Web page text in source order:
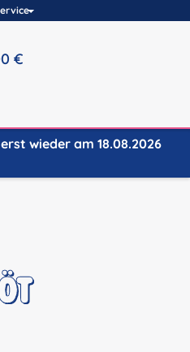
auf dem Merkzettel
€
wieder am 18.08.2026